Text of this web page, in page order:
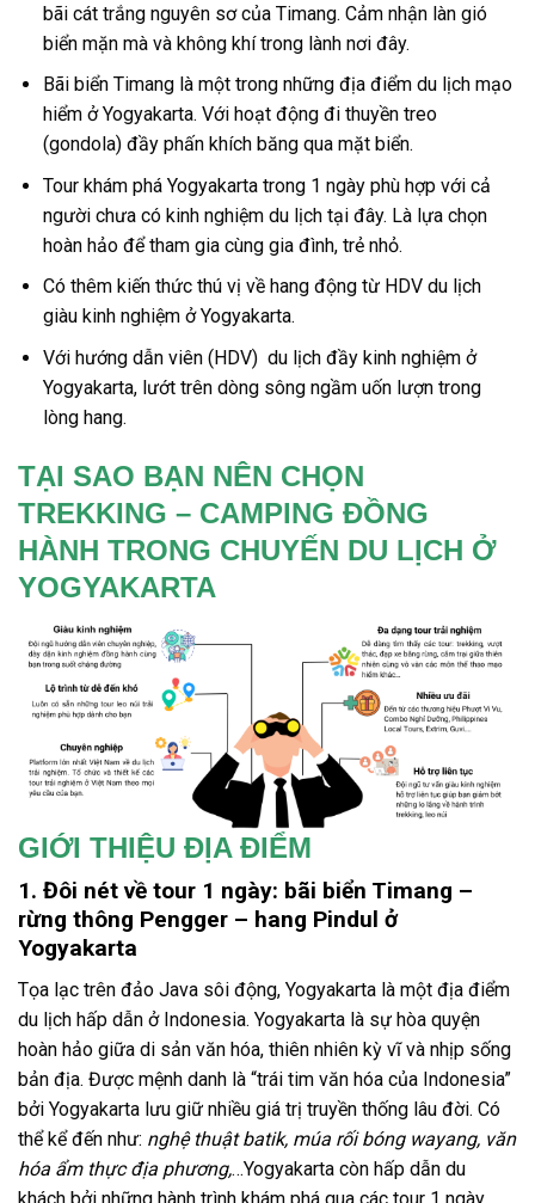
bãi cát trắng nguyên sơ của Timang. Cảm nhận làn gió
biển mặn mà và không khí trong lành nơi đây.
Bãi biển Timang là một trong những địa điểm du lịchmạo
hiểm ởYogyakarta. Với hoạt động đi thuyền treo
(gondola) đầy phấn khích băng qua mặt biển.
Tour khám phá Yogyakarta trong 1 ngày phù hợp với cả
người chưa cókinh nghiệm du lịchtại đây. Là lựa chọn
hoàn hảo để tham gia cùng gia đình, trẻ nhỏ.
Có thêm kiến thức thú vị về hang động từ HDV du lịch
giàu kinh nghiệmởYogyakarta.
Với hướng dẫn viên (HDV) du lịchđầy kinh nghiệmở
Yogyakarta, lướt trên dòng sông ngầm uốn lượn trong
lòng hang.
TẠI SAO BẠN NÊN CHỌN
TREKKING – CAMPING ĐỒNG
HÀNH TRONG CHUYẾN DU LỊCH Ở
YOGYAKARTA
GIỚI THIỆU ĐỊA ĐIỂM
1. Đôi nét về tour 1 ngày: bãi biển Timang –
rừng thông Pengger – hang Pindul ở
Yogyakarta
Tọa lạc trên đảo Java sôi động, Yogyakarta là một địa điểm
du lịch hấp dẫn ở Indonesia. Yogyakarta là sự hòa quyện
hoàn hảo giữa di sản văn hóa, thiên nhiên kỳ vĩ và nhịp sống
bản địa. Được mệnh danh là “trái tim văn hóa của Indonesia”
bởi Yogyakarta lưu giữ nhiều giá trị truyền thống lâu đời. Có
thể kể đến như: nghệ thuật batik, múa rối bóng wayang, văn
hóa ẩm thực địa phương,…Yogyakarta còn hấp dẫn du